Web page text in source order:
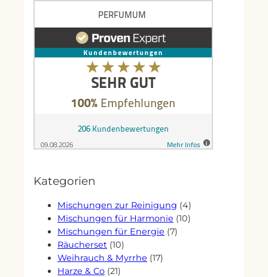
Kategorien
Mischungen zur Reinigung 44
Produkte
Mischungen für Harmonie 1010
Mischungen für Energie 77
Räucherset 1010
Produkte
Weihrauch & Myrrhe 1717
Harze & Co 2121